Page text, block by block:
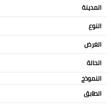
المدينة
النوع
الغرض
الحالة
النموذج
الطابق